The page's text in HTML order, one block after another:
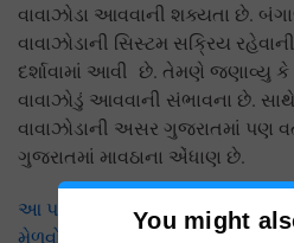
વાવાઝોડા આવવાની શક્યતા છે.
વાવાઝોડાની સિસ્ટમ સક્રિય
દર્શાવામાં આવી છે. તેમણે જણાવ્યુ
વાવાઝોડું આવવાની સંભાવના છે.
વાવાઝોડાની અસર ગુજરાતમાં પણ
ગુજરાતમાં માવઠાના એંધાણ છે.
આ પણ વાંચો:શિયાળામાં ઉગાડો
મેળવો મોટી આવક, એક ફોનમાં ઘરે
You might